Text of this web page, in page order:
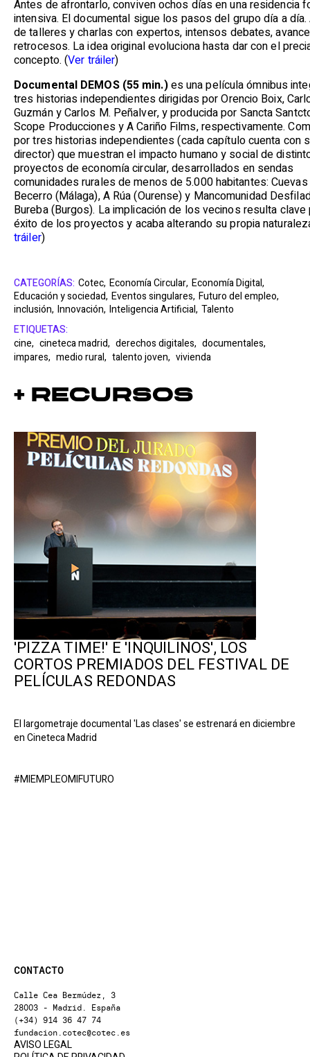
Antes de afrontarlo, conviven ochos días en una residencia
intensiva. El documental sigue los pasos del grupo día a
de talleres y charlas con expertos, intensos debates,
retrocesos. La idea original evoluciona hasta dar con el
concepto. (Ver tráiler)
Documental DEMOS (55 min.)es una película ómnibus
tres historias independientes dirigidas por Orencio Boix,
Guzmán y Carlos M. Peñalver, y producida por Sancta
Scope Producciones y A Cariño Films, respectivamente.
por tres historias independientes (cada capítulo cuenta con
director) que muestran el impacto humano y social de
proyectos de economía circular, desarrollados en sendas
comunidades rurales de menos de 5.000 habitantes:
Becerro (Málaga), A Rúa (Ourense) y Mancomunidad
Bureba (Burgos). La implicación de los vecinos resulta clave
éxito de los proyectos y acaba alterando su propia
tráiler)
CATEGORÍAS: Cotec, Economía Circular, Economía Digital,
Educación y sociedad, Eventos singulares, Futuro del empleo,
inclusión, Innovación, Inteligencia Artificial, Talento
ETIQUETAS:
cine, cineteca madrid, derechos digitales, documentales,
impares, medio rural, talento joven, vivienda
+ Recursos
'PIZZA TIME!' E 'INQUILINOS', LOS
CORTOS PREMIADOS DEL FESTIVAL DE
PELÍCULAS REDONDAS
El largometraje documental 'Las clases' se estrenará en diciembre
en Cineteca Madrid
#MIEMPLEOMIFUTURO
CONTACTO
Calle Cea Bermúdez, 3
28003 - Madrid. España
(+34) 914 36 47 74
fundacion.cotec@cotec.es
AVISO LEGAL